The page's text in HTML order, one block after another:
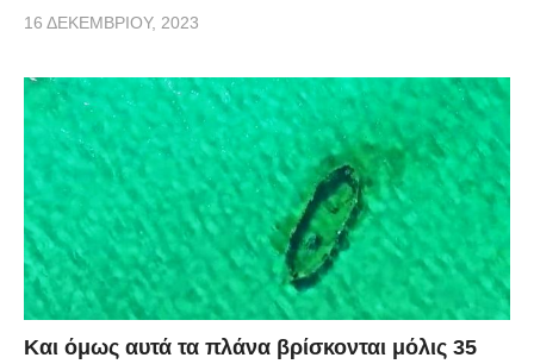
16 ΔΕΚΕΜΒΡΊΟΥ, 2023
Και όμως αυτά τα πλάνα βρίσκονται μόλις 35